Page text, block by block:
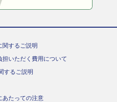
関するご説明
いただく費用について
するご説明
あたっての注意